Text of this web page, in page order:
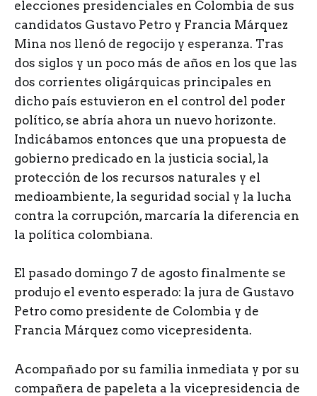
elecciones presidenciales en Colombia de sus
candidatos Gustavo Petro y Francia Márquez
Mina nos llenó de regocijo y esperanza. Tras
dos siglos y un poco más de años en los que las
dos corrientes oligárquicas principales en
dicho país estuvieron en el control del poder
político, se abría ahora un nuevo horizonte.
Indicábamos entonces que una propuesta de
gobierno predicado en la justicia social, la
protección de los recursos naturales y el
medioambiente, la seguridad social y la lucha
contra la corrupción, marcaría la diferencia en
la política colombiana.
El pasado domingo 7 de agosto finalmente se
produjo el evento esperado: la jura de Gustavo
Petro como presidente de Colombia y de
Francia Márquez como vicepresidenta.
Acompañado por su familia inmediata y por su
compañera de papeleta a la vicepresidencia de